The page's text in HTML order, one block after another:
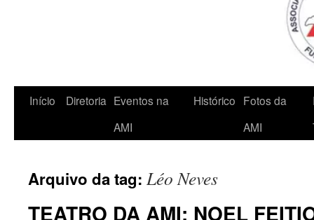
Início Diretoria Eventos na
AMI
Histórico Fotos da
AMI
Arquivo da tag: Léo Neves
TEATRO DA AMI: NOEL